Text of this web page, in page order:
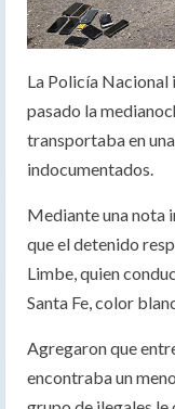
La Policía Nacional
pasado la
transportaba en
indocumentados.
Mediante una nota
que el detenido
Limbe, quien
Santa Fe, color
Agregaron que
encontraba un